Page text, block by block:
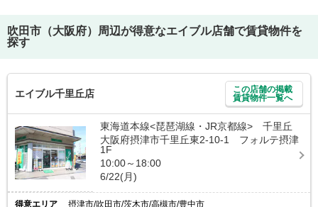
吹田市（大阪府）
周辺が得意なエイブル店舗で賃貸物件を
探す
エイブル千里丘店
この店舗の掲載
賃貸物件一覧へ
東海道本線<琵琶湖線・JR京都線> 千里丘
大阪府摂津市千里丘東2-10-1 フォルテ摂津
1F
10:00～18:00
6/22(月)
得意エリア 摂津市/吹田市/茨木市/高槻市/豊中市